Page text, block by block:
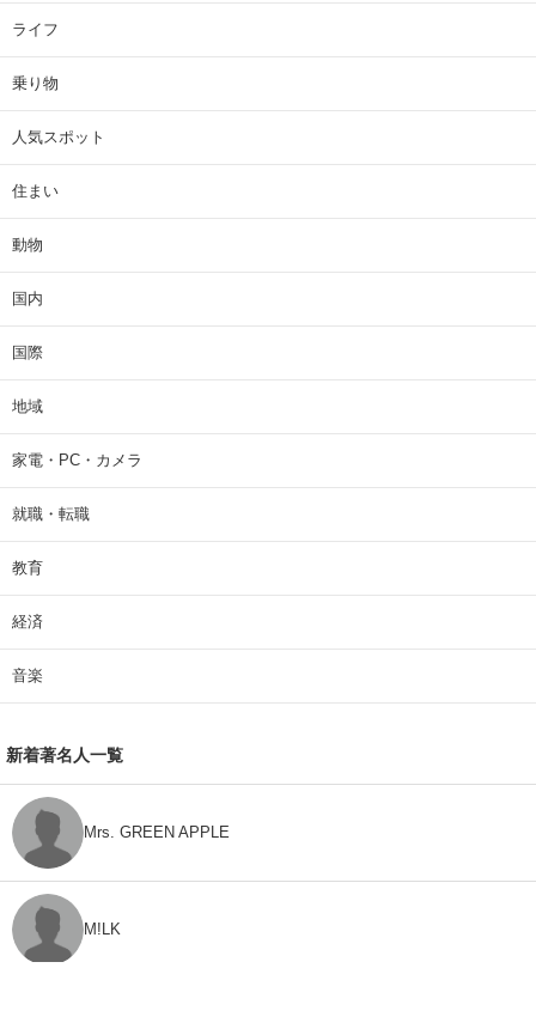
ライフ
乗り物
人気スポット
住まい
動物
国内
国際
地域
家電・PC・カメラ
就職・転職
教育
経済
音楽
新着著名人一覧
Mrs. GREEN APPLE
M!LK